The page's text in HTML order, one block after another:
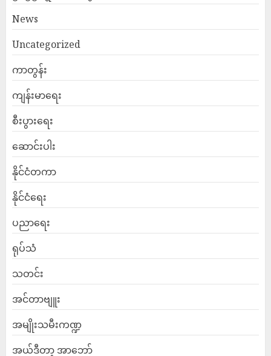
News
Uncategorized
ကာတွန်း
ကျန်းမာရေး
စီးပွားရေး
ဆောင်းပါး
နိုင်ငံတကာ
နိုင်ငံရေး
ပညာရေး
ရုပ်သံ
သတင်း
အင်တာဗျူး
အမျိုးသမီးကဏ္ဍ
အယ်ဒီတာ့ အာဘော်